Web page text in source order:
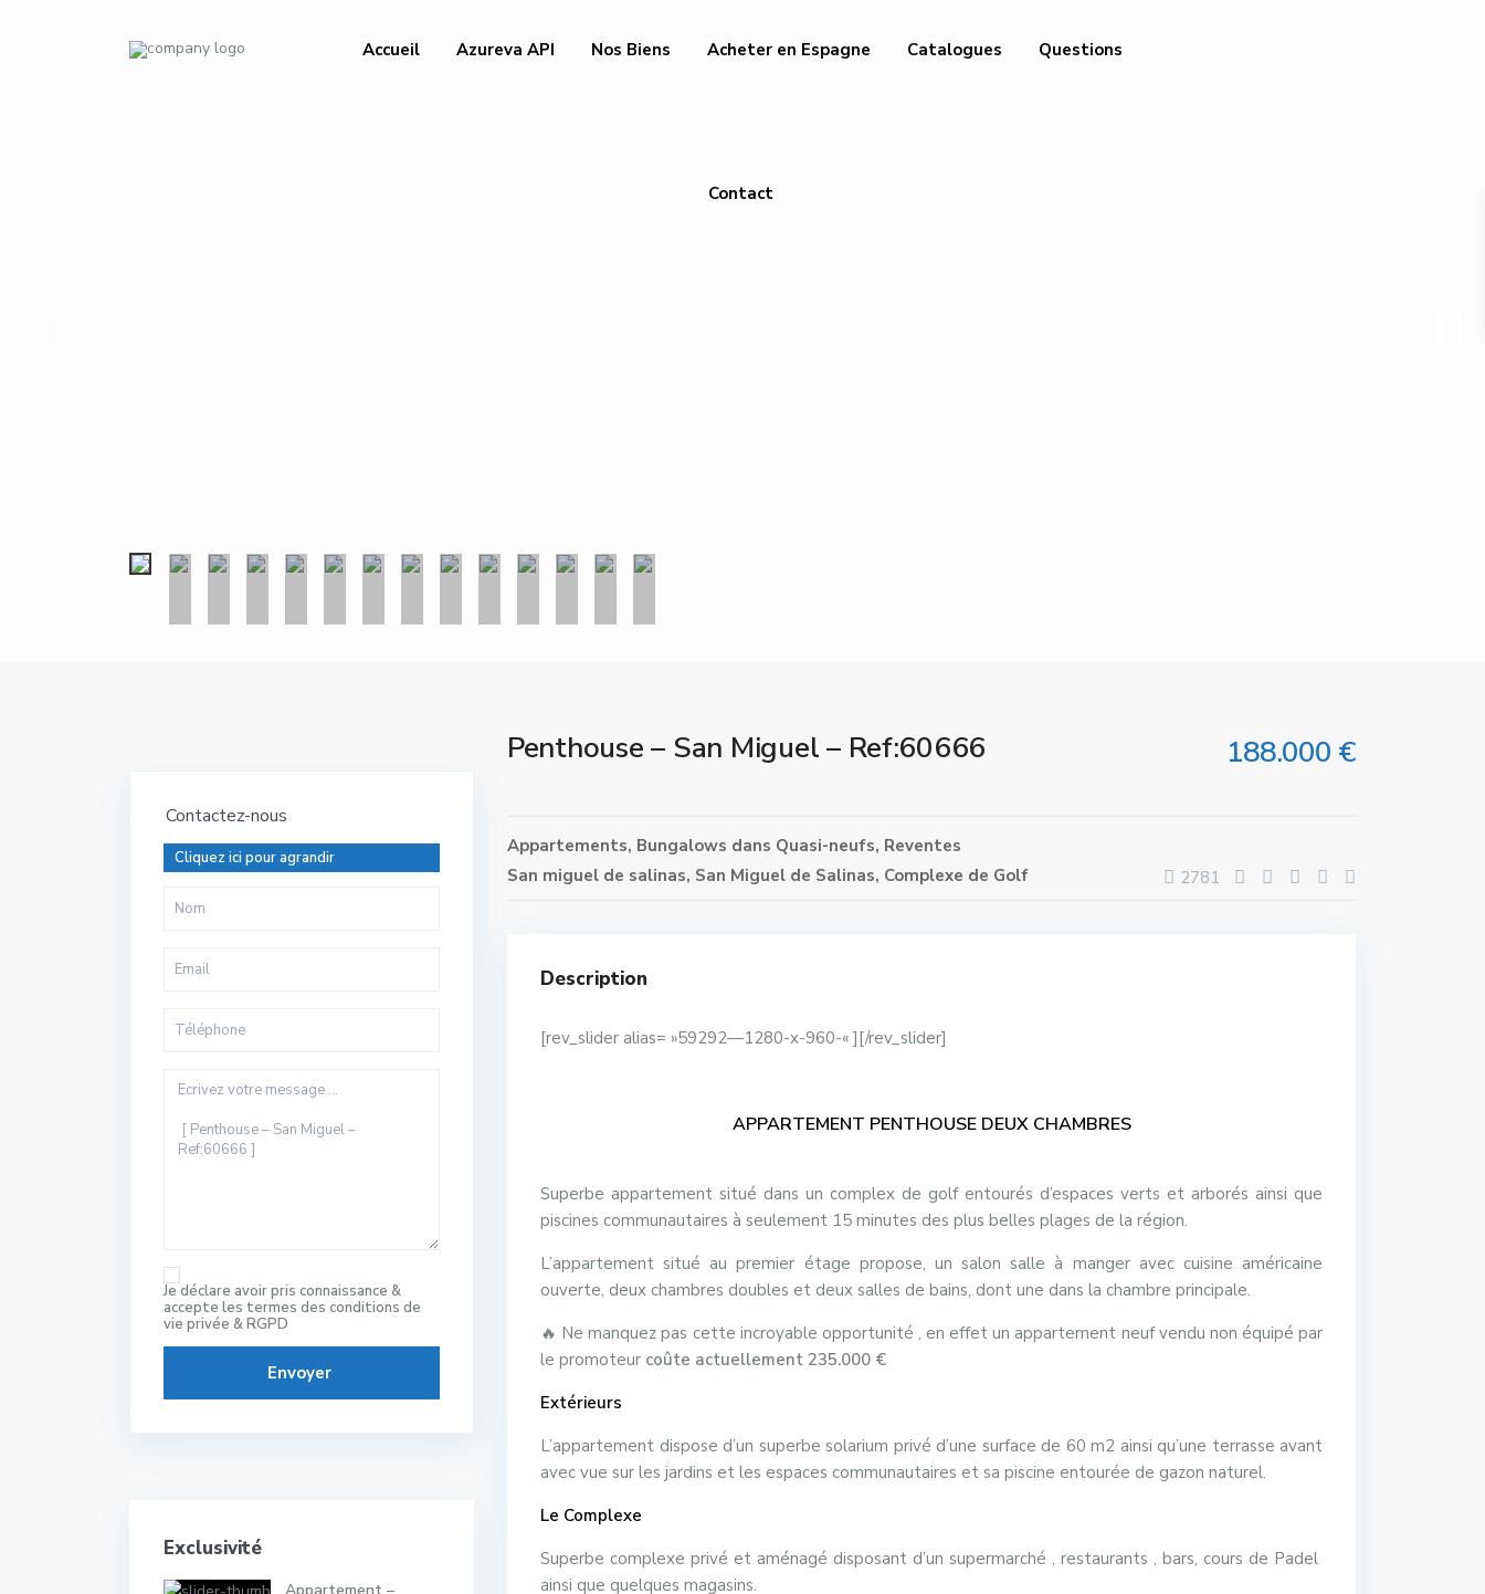
Accueil Azureva API Nos Biens Acheter en Espagne Catalogues Questions
Contact
Penthouse – San Miguel – Ref:60666 188.000 €
Appartements, Bungalows dans Quasi-neufs, Reventes
San miguel de salinas, San Miguel de Salinas, Complexe de Golf 2781
Description
[rev_slider alias= »59292—1280-x-960-« ][/rev_slider]
APPARTEMENT PENTHOUSE DEUX CHAMBRES
Superbe appartement situé dans un complex de golf entourés d’espaces verts et arborés ainsi que
piscines communautaires à seulement 15 minutes des plus belles plages de la région.
L’appartement situé au premier étage propose, un salon salle à manger avec cuisine américaine
ouverte, deux chambres doubles et deux salles de bains, dont une dans la chambre principale.
🔥 Ne manquez pas cette incroyable opportunité , en effet un appartement neuf vendu non équipé par
le promoteur coûte actuellement 235.000 €
Extérieurs
L’appartement dispose d’un superbe solarium privé d’une surface de 60 m2 ainsi qu’une terrasse avant
avec vue sur les jardins et les espaces communautaires et sa piscine entourée de gazon naturel.
Le Complexe
Superbe complexe privé et aménagé disposant d’un supermarché , restaurants , bars, cours de Padel
ainsi que quelques magasins.
Contactez-nous
Cliquez ici pour agrandir
Je déclare avoir pris connaissance &
accepte les termes des conditions de
vie privée & RGPD
Exclusivité